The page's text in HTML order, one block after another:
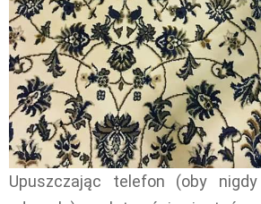
Upuszczając telefon (oby